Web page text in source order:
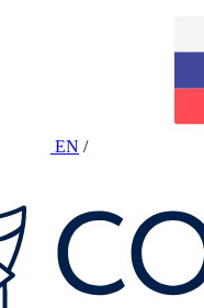
EN /